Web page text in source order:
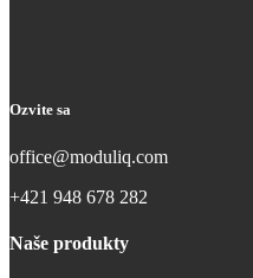
Ozvite sa
office@moduliq.com
+421 948 678 282
Naše produkty